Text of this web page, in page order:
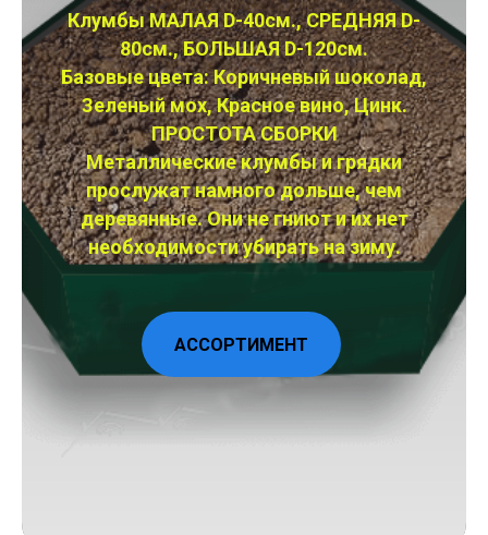
Клумбы МАЛАЯ D-40см., СРЕДНЯЯ D-
80см., БОЛЬШАЯ D-120см.
Базовые цвета: Коричневый шоколад,
Зеленый мох, Красное вино, Цинк.
ПРОСТОТА СБОРКИ
Металлические клумбы и грядки
прослужат намного дольше, чем
деревянные. Они не гниют и их нет
необходимости убирать на зиму.
АССОРТИМЕНТ